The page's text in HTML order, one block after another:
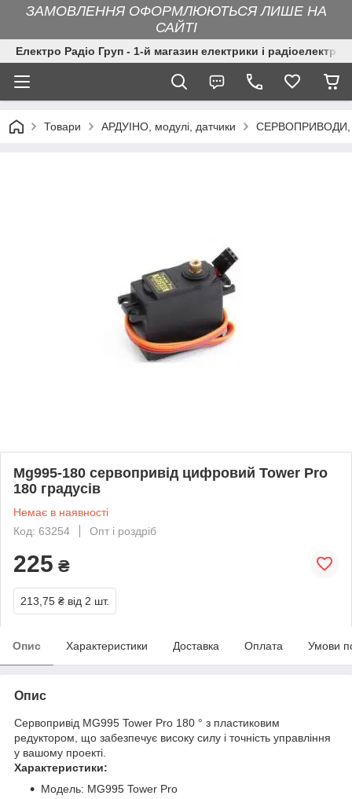
ЗАМОВЛЕННЯ ОФОРМЛЮЮТЬСЯ ЛИШЕ НА
САЙТІ
Електро Радіо Груп - 1-й магазин електрики і
Товари АРДУІНО, модулі, датчики СЕРВОПРИВОДИ,
Mg995-180 сервопривід цифровий Tower Pro
180 градусів
Немає в наявності
Код: 63254
Опт і роздріб
225 ₴
213,75 ₴ від 2 шт.
Опис Характеристики Доставка Оплата Умови
Опис
Сервопривід MG995 Tower Pro 180 ° з пластиковим
редуктором, що забезпечує високу силу і точність управління
у вашому проекті.
Характеристики:
Модель: MG995 Tower Pro